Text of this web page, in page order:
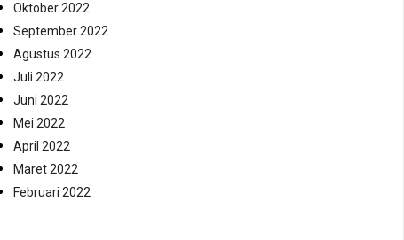
Oktober 2022
September 2022
Agustus 2022
Juli 2022
Juni 2022
Mei 2022
April 2022
Maret 2022
Februari 2022